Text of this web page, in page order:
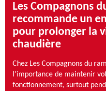
Les Compagnons
recommande un
pour prolonger la
chaudière
Chez Les Compagnons du
l'importance de maintenir
fonctionnement, surtout